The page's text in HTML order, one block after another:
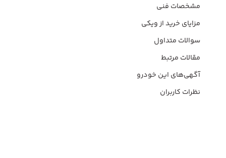
مشخصات فنی
مزایای خرید از ویکی
سوالات متداول
مقالات مرتبط
آگهی‌های این خودرو
نظرات کاربران